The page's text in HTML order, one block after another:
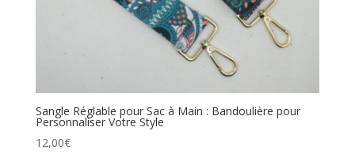
Sangle Réglable pour Sac à Main : Bandoulière pour
Personnaliser Votre Style
12,00€